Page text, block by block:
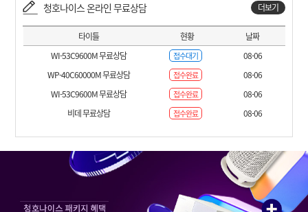
청호나이스 온라인 무료상담 더보기
타이틀 현황
날짜
WI-53C9600M 무료상담
접수대기
08-06
WP-40C60000M 무료상담
접수완료
08-06
WI-53C9600M 무료상담
접수완료
08-06
비데 무료상담
접수완료 08-06